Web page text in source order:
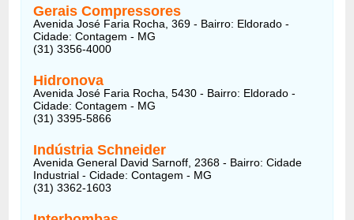
Gerais Compressores
Avenida José Faria Rocha, 369 - Bairro: Eldorado -
Cidade: Contagem - MG
(31) 3356-4000
Hidronova
Avenida José Faria Rocha, 5430 - Bairro: Eldorado -
Cidade: Contagem - MG
(31) 3395-5866
Indústria Schneider
Avenida General David Sarnoff, 2368 - Bairro: Cidade
Industrial - Cidade: Contagem - MG
(31) 3362-1603